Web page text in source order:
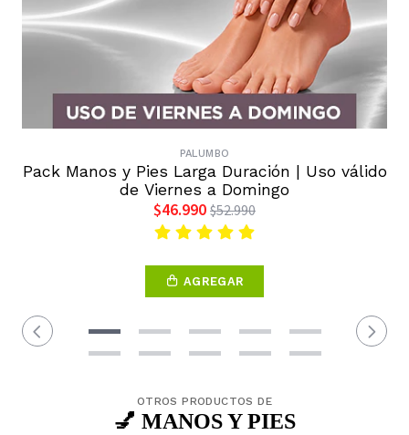
PALUMBO
Pack Manos y Pies Larga Duración | Uso válido
de Viernes a Domingo
$46.990 $52.990
AGREGAR
OTROS PRODUCTOS DE
💅 MANOS Y PIES